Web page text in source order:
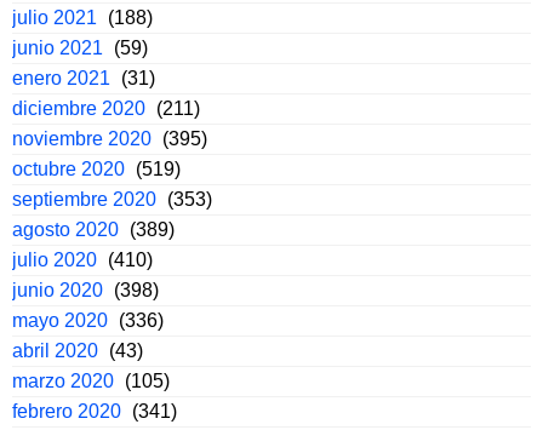
julio 2021
(188)
junio 2021
(59)
enero 2021
(31)
diciembre 2020 (211)
noviembre 2020 (395)
octubre 2020 (519)
septiembre 2020 (353)
agosto 2020 (389)
julio 2020 (410)
junio 2020 (398)
mayo 2020 (336)
abril 2020 (43)
marzo 2020 (105)
febrero 2020 (341)